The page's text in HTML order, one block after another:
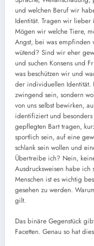
und welchen Beruf wir
Identität. Tragen wir lieber
Mögen wir welche Tiere,
Angst, bei was empfinden
wütend? Sind wir eher
und suchen Konsens und
was beschützen wir und
der individuellen Identität.
zwingend sein, sondern
von uns selbst bewirken,
identifiziert und
gepflegten Bart tragen,
sportlich sein, auf eine
schlank sein wollen und
Übertreibe ich? Nein,
Ausdrucksweisen habe ich
Menschen ist es wichtig
gesehen zu werden.
gilt.
Das binäre Gegenstück
Facetten. Genau so hat